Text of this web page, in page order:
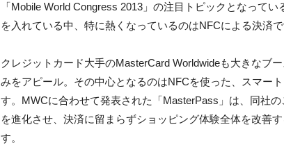
「Mobile World Congress 2013」の注目トピックとなって
を入れている中、特に熱くなっているのはNFCによる決済で
クレジットカード大手のMasterCard Worldwideも大きなブ
みをアピール。その中心となるのはNFCを使った、スマー
す。MWCに合わせて発表された「MasterPass」は、同社
を進化させ、決済に留まらずショッピング体験全体を改善
す。